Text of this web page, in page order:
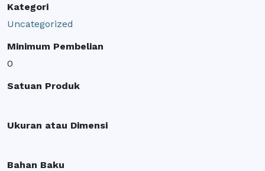
Kategori
Uncategorized
Minimum Pembelian
0
Satuan Produk
Ukuran atau Dimensi
Bahan Baku